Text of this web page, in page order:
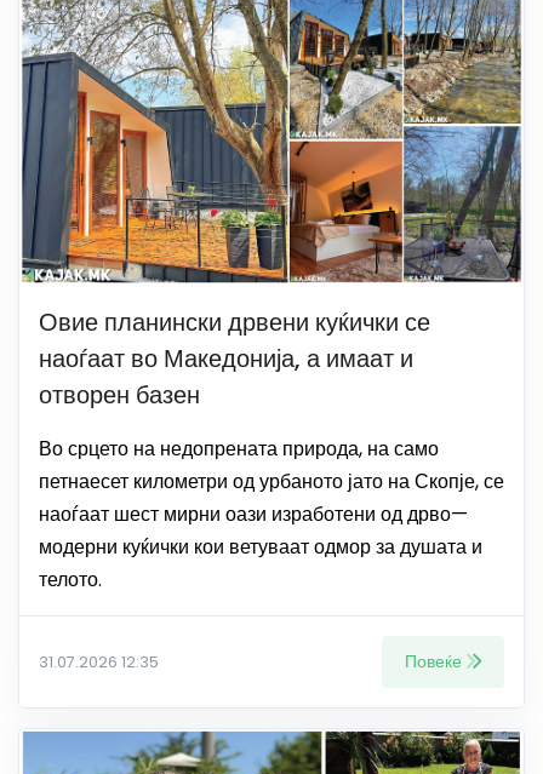
Овие планински дрвени куќички се
наоѓаат во Македонија, а имаат и
отворен базен
Во срцето на недопрената природа, на само
петнаесет километри од урбаното јато на Скопје, се
наоѓаат шест мирни оази изработени од дрво—
модерни куќички кои ветуваат одмор за душата и
телото.
31.07.2026 12:35 Повеќе